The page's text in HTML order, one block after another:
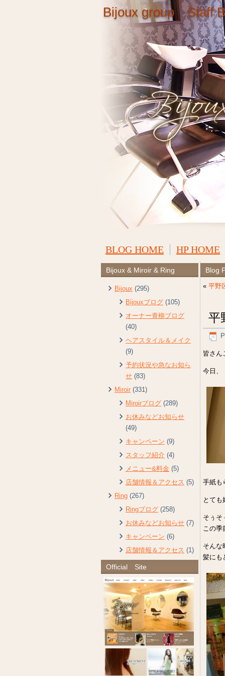
Bijoux group Staff
BLOG HOME HP HOME
Bijoux & Miroir & Ring
Bijoux (295)
Bijouxブログ (105)
オーナー青柳ブログ
(40)
ヘアスタイル＆メイク
(9)
予約状況や急なお知ら
せ (83)
Miroir (331)
Miroirブログ (289)
お休みなどお知らせ
(49)
キャンペーン (9)
スタッフ紹介 (4)
メニュー&料金 (5)
店舗情報＆アクセス (5)
Ring (267)
Ringブログ (258)
お休みなどお知らせ (7)
キャンペーン (6)
店舗情報＆アクセス (1)
Official Site
Blog
« 平野
平
皆さん
今日、
手紙も
とて
そぅ
この
そん
髪に